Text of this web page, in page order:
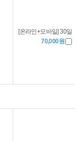
[온라인+모바일] 30일
70,000원